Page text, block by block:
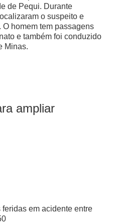
de Pequi. Durante
o suspeito e
homem tem passagens
e também foi conduzido
Minas.
ampliar
em acidente entre